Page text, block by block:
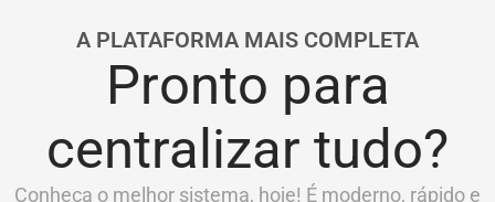
A PLATAFORMA MAIS COMPLETA
Pronto para
centralizar tudo?
Conheça o melhor sistema, hoje! É moderno, rápido e